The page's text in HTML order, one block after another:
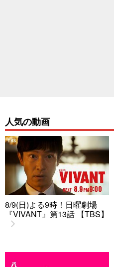
人気の動画
8/9(日)よる9時！日曜劇場
『VIVANT』第13話 【TBS】